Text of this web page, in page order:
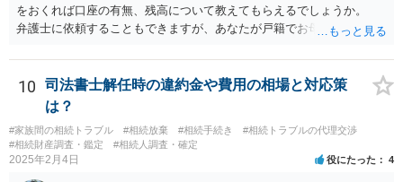
をおくれば口座の有無、残高について教えてもらえるでしょうか。
弁護士に依頼することもできますが、あなたが戸籍でお母さんの相続
高は教えてくれると思います。 自分ではよくわからないということ
であれば、弁護士に相談し依頼されたら良いと思います。
10
司法書士解任時の違約金や費用の相場と対応策
は？
#家族間の相続トラブル #相続放棄 #相続手続き
#相続トラブルの代理交渉
#相続財産調査・鑑定
#相続人調査・確定
2025年2月4日 役にたった 4